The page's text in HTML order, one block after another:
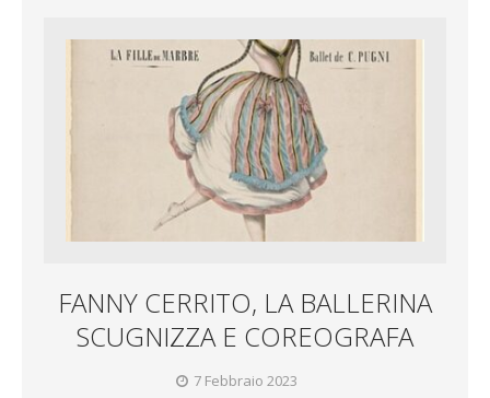
FANNY CERRITO, LA BALLERINA
SCUGNIZZA E COREOGRAFA
7 Febbraio 2023